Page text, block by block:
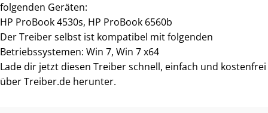
folgenden Geräten:
HP ProBook 4530s, HP ProBook 6560b
Der Treiber selbst ist kompatibel mit folgenden
Betriebssystemen: Win 7, Win 7 x64
Lade dir jetzt diesen Treiber schnell, einfach und kostenfrei
über Treiber.de herunter.